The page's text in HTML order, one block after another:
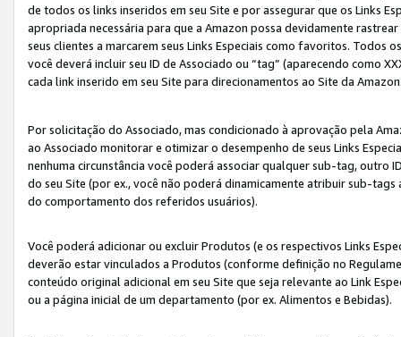
de todos os links inseridos em seu Site e por assegurar que os Links
apropriada necessária para que a Amazon possa devidamente
seus clientes a marcarem seus Links Especiais como favoritos. Todos
você deverá incluir seu ID de Associado ou “tag” (aparecendo como
cada link inserido em seu Site para direcionamentos ao Site da
Por solicitação do Associado, mas condicionado à aprovação pela
ao Associado monitorar e otimizar o desempenho de seus Links
nenhuma circunstância você poderá associar qualquer sub-tag,
do seu Site (por ex., você não poderá dinamicamente atribuir sub-
do comportamento dos referidos usuários).
Você poderá adicionar ou excluir Produtos (e os respectivos Links
deverão estar vinculados a Produtos (conforme definição no
conteúdo original adicional em seu Site que seja relevante ao Link
ou a página inicial de um departamento (por ex. Alimentos e Bebidas).